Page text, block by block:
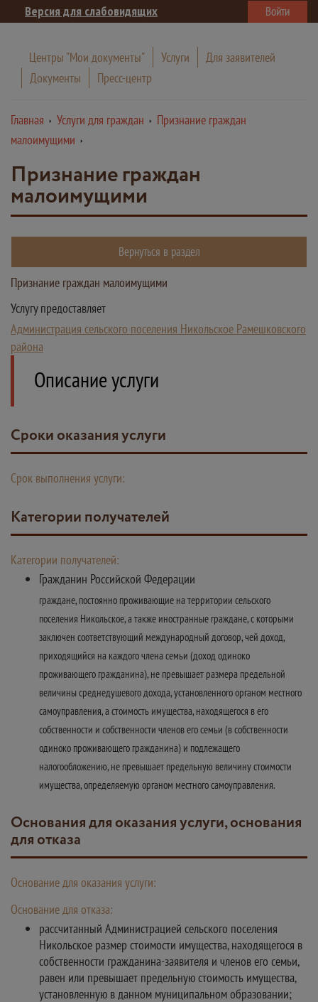
Версия для слабовидящих Войти
Центры "Мои документы" Услуги
Для заявителей
Документы
Пресс-центр
Главная Услуги для граждан
Признание граждан
малоимущими
Признание граждан
малоимущими
Вернуться в раздел
Признание граждан малоимущими
Услугу предоставляет
Администрация сельского поселения Никольское Рамешковского
района
Описание услуги
Сроки оказания услуги
Срок выполнения услуги:
Категории получателей
Категории получателей:
Гражданин Российской Федерации
граждане, постоянно проживающие на территории сельского
поселения Никольское, а также иностранные граждане, с которыми
заключен соответствующий международный договор, чей доход,
приходящийся на каждого члена семьи (доход одиноко
проживающего гражданина), не превышает размера предельной
величины среднедушевого дохода, установленного органом местного
самоуправления, а стоимость имущества, находящегося в его
собственности и собственности членов его семьи (в собственности
одиноко проживающего гражданина) и подлежащего
налогообложению, не превышает предельную величину стоимости
имущества, определяемую органом местного самоуправления.
Основания для оказания услуги, основания
для отказа
Основание для оказания услуги:
Основание для отказа:
рассчитанный Администрацией сельского поселения
Никольское размер стоимости имущества, находящегося в
собственности гражданина-заявителя и членов его семьи,
равен или превышает предельную стоимость имущества,
установленную в данном муниципальном образовании;